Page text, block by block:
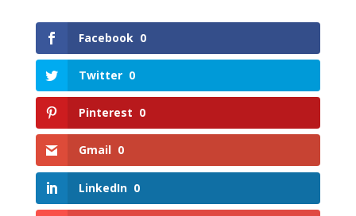
Facebook 0
Twitter 0
Pinterest 0
Gmail 0
LinkedIn 0